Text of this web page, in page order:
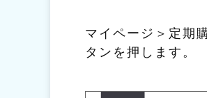
マイページ＞定期
タンを押します。